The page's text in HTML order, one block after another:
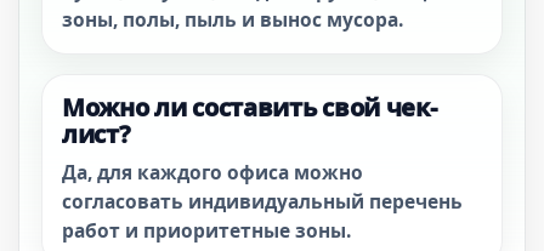
зоны, полы, пыль и вынос мусора.
Можно ли составить свой чек-
лист?
Да, для каждого офиса можно
согласовать индивидуальный перечень
работ и приоритетные зоны.